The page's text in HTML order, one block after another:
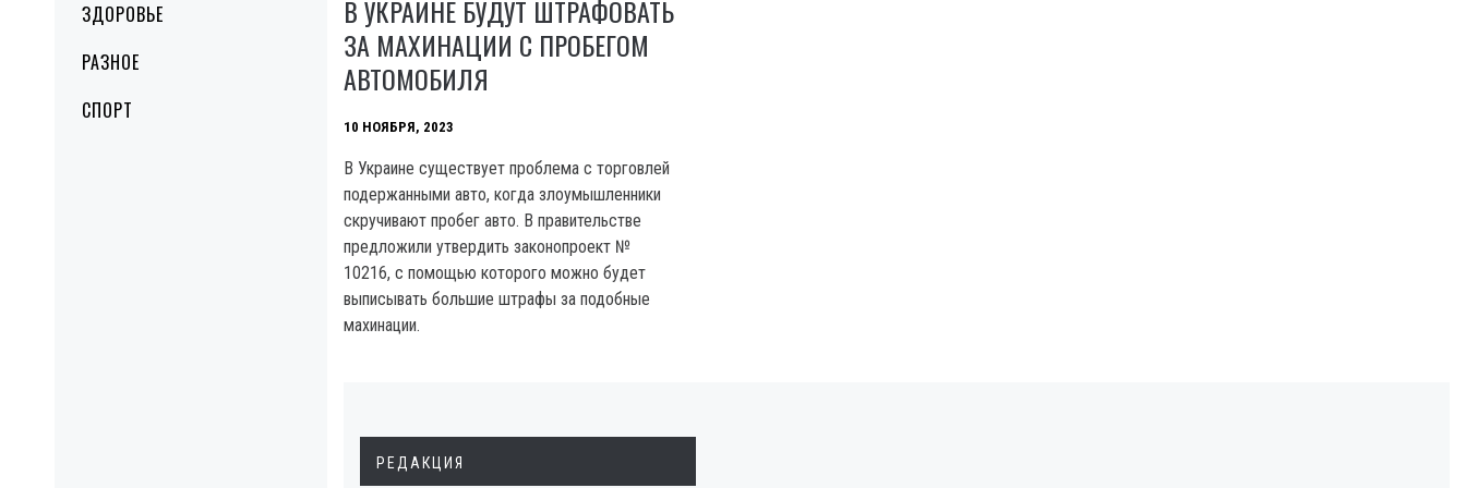
ЗДОРОВЬЕ
РАЗНОЕ
СПОРТ
В УКРАИНЕ БУДУТ ШТРАФОВАТЬ
ЗА МАХИНАЦИИ С ПРОБЕГОМ
АВТОМОБИЛЯ
10 НОЯБРЯ, 2023
B Украине существует проблема с торговлей
подержанными авто, когда злоумышленники
скручивают пробег авто. В правительстве
предложили утвердить законопроект №
10216, с помощью которого можно будет
выписывать большие штрафы за подобные
махинации.
РЕДАКЦИЯ